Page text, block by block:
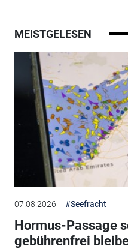
MEISTGELESEN
07.08.2026 #Seefracht
Hormus-Passage
gebührenfrei